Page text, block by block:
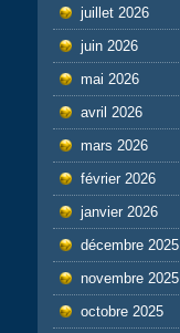
juillet 2026
juin 2026
mai 2026
avril 2026
mars 2026
février 2026
janvier 2026
décembre 2025
novembre 2025
octobre 2025